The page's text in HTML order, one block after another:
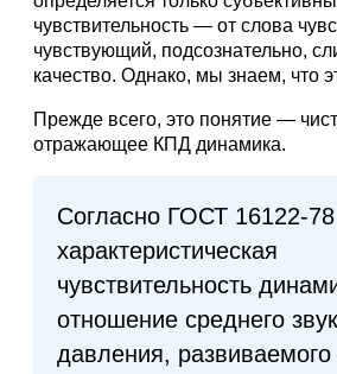
чувствительность — от слова
чувствующий, подсознательно,
качество. Однако, мы знаем, что
Прежде всего, это понятие —
отражающее КПД динамика.
Согласно ГОСТ 16122-78
характеристическая
чувствительность
отношение среднего
давления,